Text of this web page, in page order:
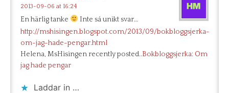
2013-09-06 at 16:24
En härlig tanke
Inte så unikt svar…
http://mshisingen.blogspot.com/2013/09/bokbloggsjerka-
om-jag-hade-pengar.html
Helena, MsHisingen recently posted..Bokbloggsjerka: Om
jag hade pengar
Laddar in …